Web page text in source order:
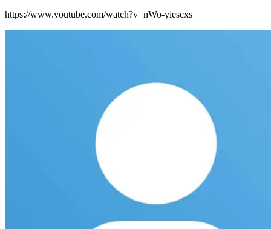
https://www.youtube.com/watch?v=nWo-yiescxs